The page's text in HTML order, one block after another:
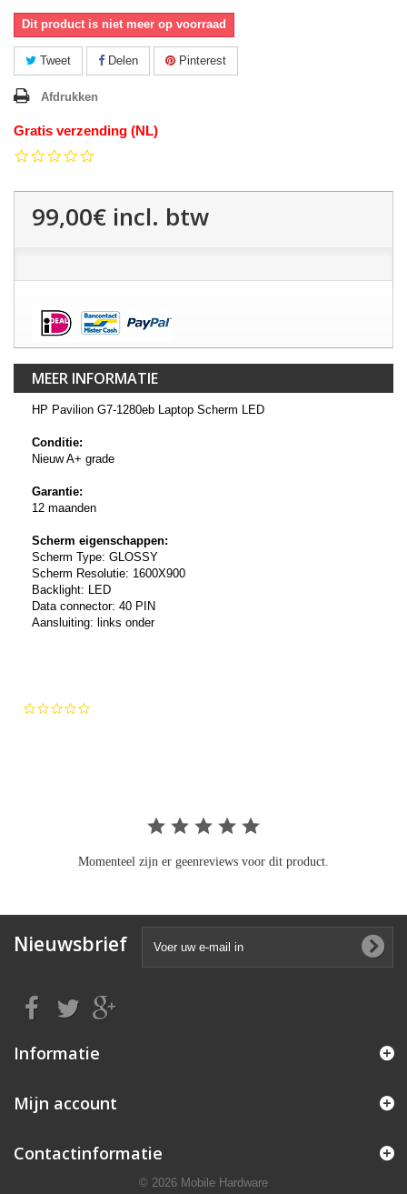
Dit product is niet meer op voorraad
Tweet Delen Pinterest
Afdrukken
Gratis verzending (NL)
99,00€ incl. btw
MEER INFORMATIE
HP Pavilion G7-1280eb Laptop Scherm LED
Conditie:
Nieuw A+ grade
Garantie:
12 maanden
Scherm eigenschappen:
Scherm Type: GLOSSY
Scherm Resolutie: 1600X900
Backlight: LED
Data connector: 40 PIN
Aansluiting: links onder
Momenteel zijn er geenreviews voor dit product.
Nieuwsbrief
Informatie
Mijn account
Contactinformatie
© 2026 Mobile Hardware